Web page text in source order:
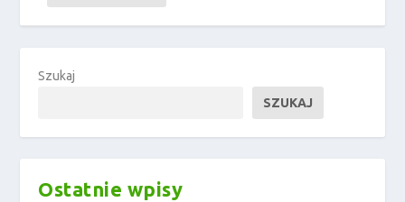
Szukaj
SZUKAJ
Ostatnie wpisy